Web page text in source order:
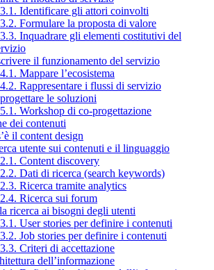
Identificare gli attori coinvolti
Formulare la proposta di valore
Inquadrare gli elementi costitutivi del
il funzionamento del servizio
Mappare l’ecosistema
Rappresentare i flussi di servizio
le soluzioni
Workshop di co-progettazione
dei contenuti
il content design
utente sui contenuti e il linguaggio
Content discovery
Dati di ricerca (search keywords)
Ricerca tramite analytics
Ricerca sui forum
ricerca ai bisogni degli utenti
User stories per definire i contenuti
Job stories per definire i contenuti
Criteri di accettazione
dell’informazione